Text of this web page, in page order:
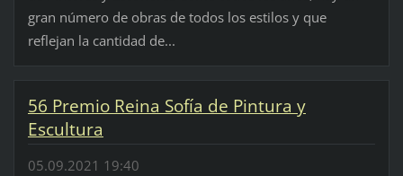
gran número de obras de todos los estilos y que
reflejan la cantidad de...
56 Premio Reina Sofía de Pintura y
Escultura
05.09.2021 19:40